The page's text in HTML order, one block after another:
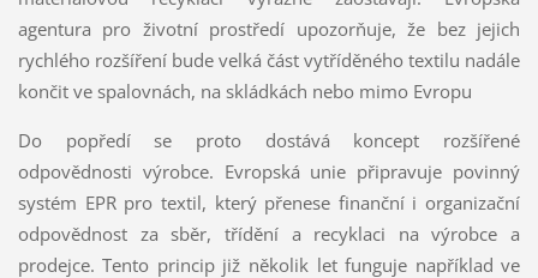
agentura pro životní prostředí upozorňuje, že bez jejich
rychlého rozšíření bude velká část vytříděného textilu nadále
končit ve spalovnách, na skládkách nebo mimo Evropu
Do popředí se proto dostává koncept rozšířené
odpovědnosti výrobce. Evropská unie připravuje povinný
systém EPR pro textil, který přenese finanční i organizační
odpovědnost za sběr, třídění a recyklaci na výrobce a
prodejce. Tento princip již několik let funguje například ve